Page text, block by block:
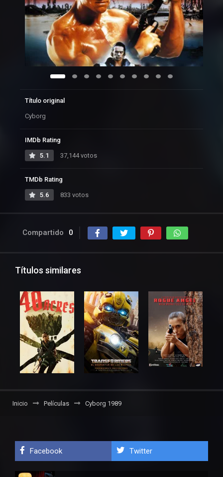
Título original
Cyborg
IMDb Rating
5.1 37,144 votos
TMDb Rating
5.6 833 votos
Compartido 0
Títulos similares
Inicio Películas Cyborg 1989
Facebook Twitter